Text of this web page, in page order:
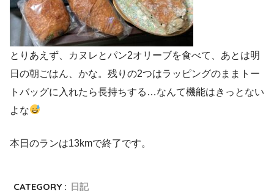
とりあえず、カヌレとパン2オリーブを食べて、あとは明
日の朝ごはん、かな。残りの2つはラッピングのままトー
トバッグに入れたら長持ちする…なんて機能はきっとない
よな
本日のランは13kmで終了です。
CATEGORY : 日記